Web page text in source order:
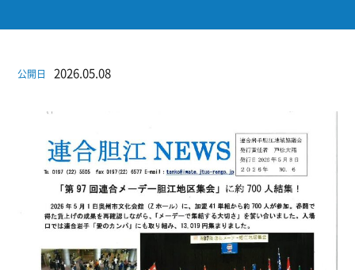
公開日 2026.05.08